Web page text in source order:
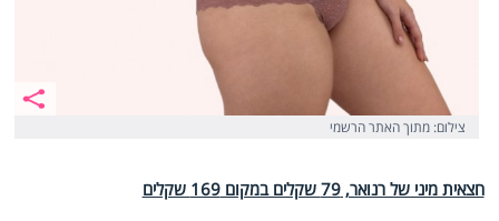
צילום: מתוך האתר הרשמי
חצאית מיני של רנואר, 79 שקלים במקום 169 שקלים